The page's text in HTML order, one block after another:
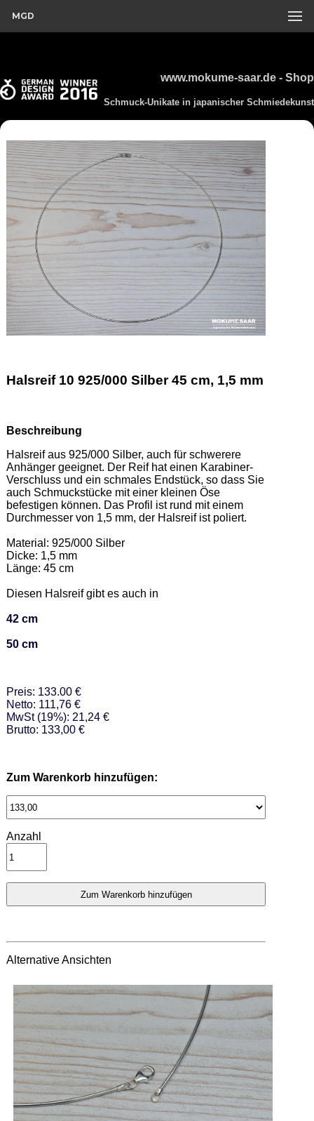
MGD
www.mokume-saar.de - Shop
Schmuck-Unikate in japanischer Schmiedekunst
Halsreif 10 925/000 Silber 45 cm, 1,5 mm
Beschreibung
Halsreif aus 925/000 Silber, auch für schwerere
Anhänger geeignet. Der Reif hat einen Karabiner-
Verschluss und ein schmales Endstück, so dass Sie
auch Schmuckstücke mit einer kleinen Öse
befestigen können. Das Profil ist rund mit einem
Durchmesser von 1,5 mm, der Halsreif ist poliert.
Material: 925/000 Silber
Dicke: 1,5 mm
Länge: 45 cm
Diesen Halsreif gibt es auch in
42 cm
50 cm
Preis: 133.00 €
Netto: 111,76 €
MwSt (19%): 21,24 €
Brutto: 133,00 €
Zum Warenkorb hinzufügen:
Anzahl
Alternative Ansichten